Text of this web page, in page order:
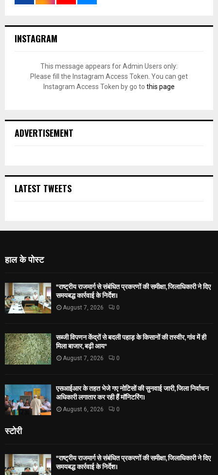
INSTAGRAM
This message appears for Admin Users only:
Please fill the Instagram Access Token. You can get
Instagram Access Token by go to this page
ADVERTISEMENT
LATEST TWEETS
हाल के पोस्ट
*राष्ट्रीय राजमार्ग से संबंधित प्रकरणों की समीक्षा, जिलाधिकारी ने दिए
समयबद्ध कार्रवाई के निर्देश।
August 7, 2026 0
सब्जी विपणन केंद्रों से बदली पहाड़ के किसानों की तस्वीर, गांव में ही
मिला बाजार, बढ़ी आय*
August 7, 2026 0
एसआईआर के तहत भेजे गए नोटिसों की सुनवाई जारी, जिला निर्वाचन
अधिकारी लगातार कर रही हैं मॉनिटरिंग।
August 6, 2026 0
स्टोरी
*राष्ट्रीय राजमार्ग से संबंधित प्रकरणों की समीक्षा, जिलाधिकारी ने दिए
समयबद्ध कार्रवाई के निर्देश।